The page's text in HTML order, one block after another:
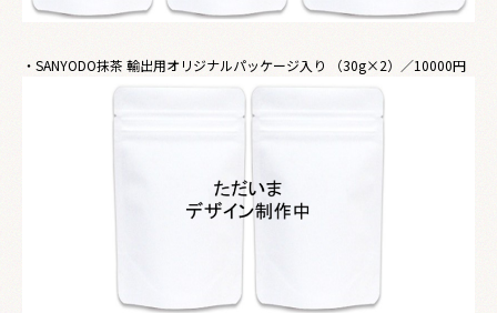
・SANYODO抹茶 輸出用オリジナルパッケージ入り （30g×2）／10000円